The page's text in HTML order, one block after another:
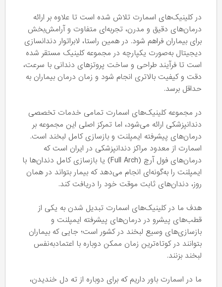
در کلینیک‌های اسمارت تلاش شده است تا علاوه بر ارائه
درمان‌های دقیق و مدرن، تجربه‌ای متفاوت و آرامش‌بخش
برای بیماران فراهم شود. در همین راستا، لابراتوار دندانسازی
دیجیتال به‌صورت یکپارچه در مجموعه کلینیک مستقر شده
است تا فرآیند طراحی و ساخت پروتزهای دندانی با سرعت،
دقت و کیفیت بالاتری انجام شود و زمان درمان بیماران به
حداقل برسد.
در مجموعه کلینیک‌های اسمارت تمامی خدمات تخصصی
دندانپزشکی ارائه می‌شود، اما تمرکز اصلی این مجموعه بر
درمان‌های پیشرفته ایمپلنت و بازسازی کامل لبخند است.
اسمارت از معدود مراکز دندانپزشکی در ایران است که
درمان‌های فول آرچ (Full Arch) یا بازسازی کامل دندان‌ها با
ایمپلنت را به‌گونه‌ای انجام می‌دهد که بیمار بتواند در همان
روز، دندان‌های ثابت موقت خود را دریافت کند.
هدف ما در کلینیک‌های اسمارت تبدیل شدن به یکی از
قطب‌های پیشرو در درمان‌های پیشرفته ایمپلنت و
بازسازی‌های وسیع لبخند در کشور است؛ جایی که بیماران
بتوانند در کوتاه‌ترین زمان ممکن دوباره با اعتمادبه‌نفس
لبخند بزنند.
ما در اسمارت باور داریم که برای دوباره از ته دل خندیدن،